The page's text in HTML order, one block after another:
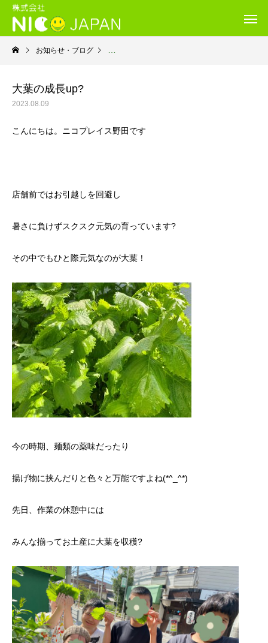
お知らせ・ブログ 就労継続支援Ｂ型・ニコプレイス
大葉の成長up?
2023.08.09
こんにちは。ニコプレイス野田です
店舗前ではお引越しを回避し
暑さに負けずスクスク元気の育っています?
その中でもひと際元気なのが大葉！
今の時期、麺類の薬味だったり
揚げ物に挟んだりと色々と万能ですよね(*^_^*)
先日、作業の休憩中には
みんな揃ってお土産に大葉を収穫?